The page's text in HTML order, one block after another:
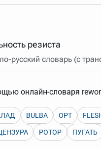
резиста
русский словарь (с
онлайн-словаря
BULBA OPT
РОТОР ПУГАТЬ